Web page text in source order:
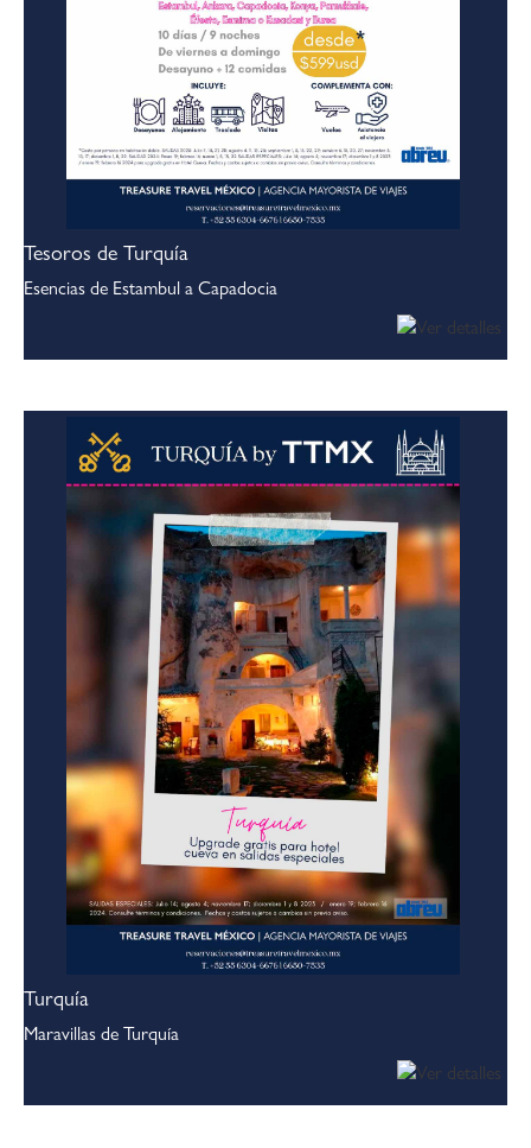
Tesoros de Turquía
Esencias de Estambul a Capadocia
Turquía
Maravillas de Turquía